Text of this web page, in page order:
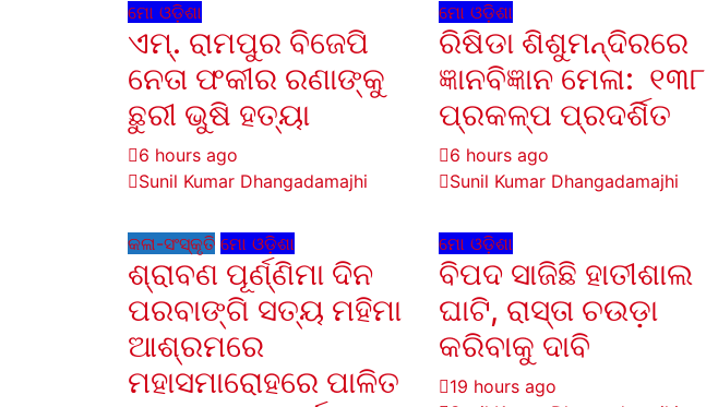
ମୋ ଓଡ଼ିଶା
ଏମ୍. ରାମପୁର ବିଜେପି
ନେତା ଫକୀର ରଣାଙ୍କୁ
ଛୁରୀ ଭୁଷି ହତ୍ୟା
6 hours ago
Sunil Kumar Dhangadamajhi
ମୋ ଓଡ଼ିଶା
ରିଷିଡା ଶିଶୁମନ୍ଦିରରେ
ଜ୍ଞାନବିଜ୍ଞାନ ମେଳା: ୧୩୮
ପ୍ରକଳ୍ପ ପ୍ରଦର୍ଶିତ
6 hours ago
Sunil Kumar Dhangadamajhi
କଳା-ସଂସ୍କୃତି ମୋ ଓଡ଼ିଶା
ଶ୍ରାବଣ ପୂର୍ଣ୍ଣିମା ଦିନ
ପରବାଙ୍ଗି ସତ୍ୟ ମହିମା
ଆଶ୍ରମରେ
ମହାସମାରୋହରେ ପାଳିତ
ମୋ ଓଡ଼ିଶା
ବିପଦ ସାଜିଛି ହାତୀଶାଲ
ଘାଟି, ରାସ୍ତା ଚଉଡ଼ା
କରିବାକୁ ଦାବି
19 hours ago